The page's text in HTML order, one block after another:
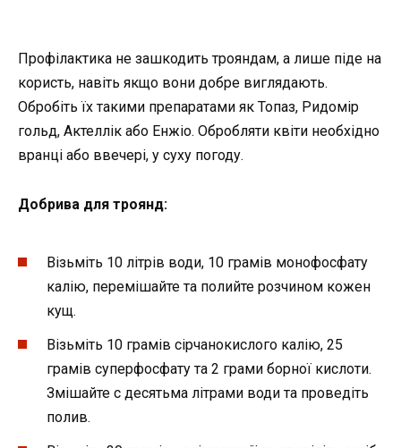
Профілактика не зашкодить трояндам, а лише піде на
користь, навіть якщо вони добре виглядають.
Обробіть їх такими препаратами як Топаз, Ридомір
гольд, Актеллік або Енжіо. Обробляти квіти необхідно
вранці або ввечері, у суху погоду.
Добрива для троянд:
Візьміть 10 літрів води, 10 грамів монофосфату
калію, перемішайте та полийте розчином кожен
кущ.
Візьміть 10 грамів сірчанокислого калію, 25
грамів суперфосфату та 2 грами борної кислоти.
Змішайте с десятьма літрами води та проведіть
полив.